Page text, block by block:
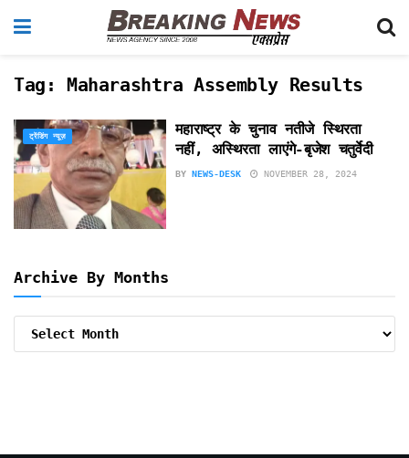
Tag: Maharashtra Assembly Results
ट्रेंडिंग न्यूज़
महाराष्ट्र के चुनाव नतीजे स्थिरता
नहीं, अस्थिरता लाएंगे-बृजेश चतुर्वेदी
BY NEWS-DESK NOVEMBER 28, 2024
Archive By Months